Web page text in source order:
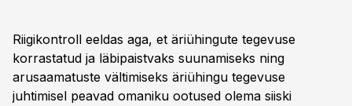
Riigikontroll eeldas aga, et äriühingute tegevuse
korrastatud ja läbipaistvaks suunamiseks ning
arusaamatuste vältimiseks äriühingu tegevuse
juhtimisel peavad omaniku ootused olema siiski